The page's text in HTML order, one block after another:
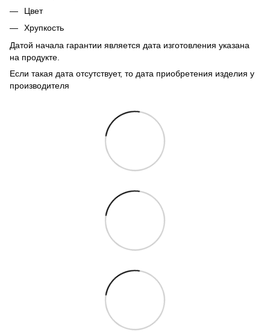
Цвет
Хрупкость
Датой начала гарантии является дата изготовления указана
на продукте.
Если такая дата отсутствует, то дата приобретения изделия у
производителя